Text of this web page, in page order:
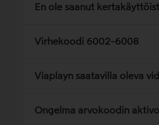
En ole saanut
Virhekoodi 6002-6008
Viaplayn saatavilla oleva
Ongelma arvokoodin